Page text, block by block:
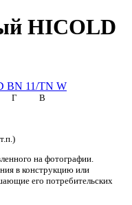
HICOLD
В
Г
на фотографии.
в конструкцию или
его потребительских